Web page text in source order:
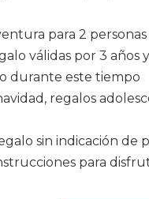
para 2 personas
válidas por 3 años
durante este tiempo
regalos
sin indicación de
para